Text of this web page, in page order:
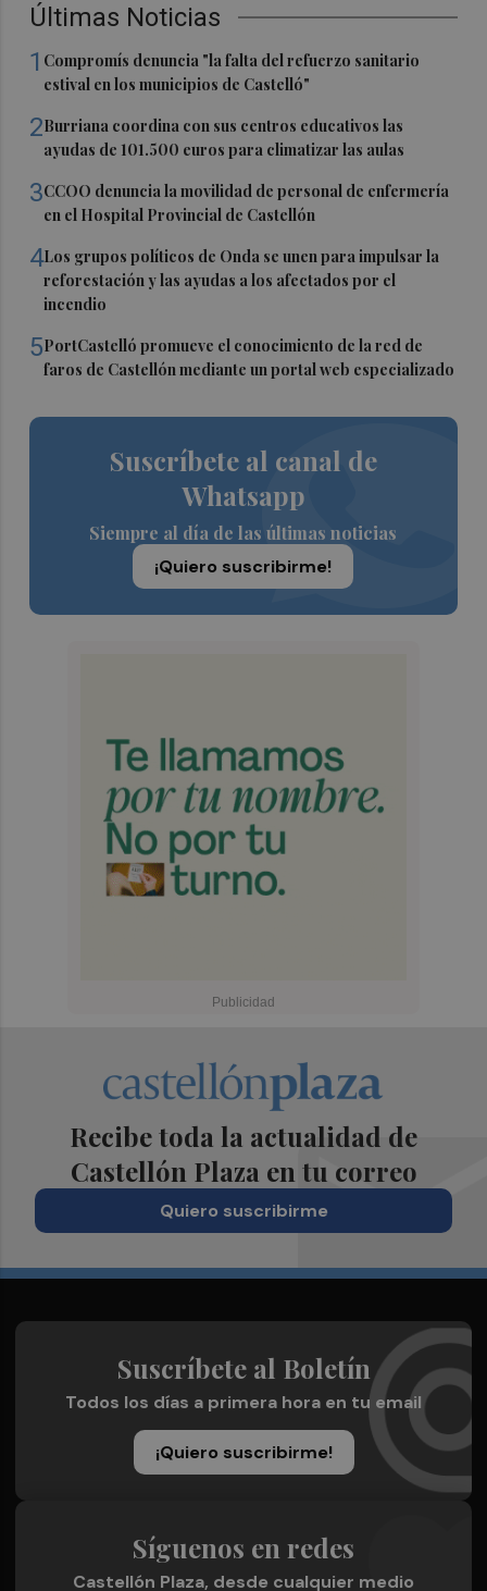
Últimas Noticias
1 Compromís denuncia "la falta del refuerzo sanitario
estival en los municipios de Castelló"
2Burriana coordina con sus centros educativos las
ayudas de 101.500 euros para climatizar las aulas
3CCOO denuncia la movilidad de personal de enfermería
en el Hospital Provincial de Castellón
4Los grupos políticos de Onda se unen para impulsar la
reforestación y las ayudas a los afectados por el
incendio
5PortCastelló promueve el conocimiento de la red de
faros de Castellón mediante un portal web especializado
Suscríbete al canal de
Whatsapp
Siempre al día de las últimas noticias
¡Quiero suscribirme!
Recibe toda la actualidad de
Castellón Plaza en tu correo
Quiero suscribirme
Suscríbete al Boletín
Todos los días a primera hora en tu email
¡Quiero suscribirme!
Síguenos en redes
Castellón Plaza, desde cualquier medio